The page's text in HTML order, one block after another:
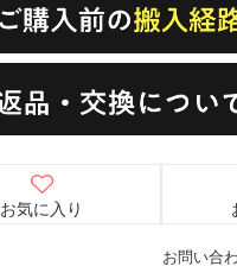
お問い合
お気に入り